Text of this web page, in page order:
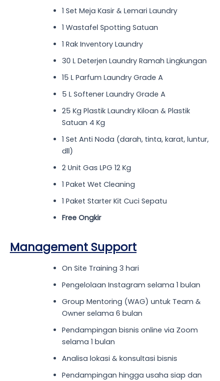
1 Set Meja Kasir & Lemari Laundry
1 Wastafel Spotting Satuan
1 Rak Inventory Laundry
30 L Deterjen Laundry Ramah Lingkungan
15 L Parfum Laundry Grade A
5 L Softener Laundry Grade A
25 Kg Plastik Laundry Kiloan & Plastik
Satuan 4 Kg
1 Set Anti Noda (darah, tinta, karat, luntur,
dll)
2 Unit Gas LPG 12 Kg
1 Paket Wet Cleaning
1 Paket Starter Kit Cuci Sepatu
Free Ongkir
Management Support
On Site Training 3 hari
Pengelolaan Instagram selama 1 bulan
Group Mentoring (WAG) untuk Team &
Owner selama 6 bulan
Pendampingan bisnis online via Zoom
selama 1 bulan
Analisa lokasi & konsultasi bisnis
Pendampingan hingga usaha siap dan